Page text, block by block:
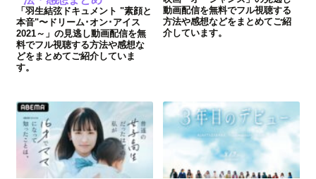
「羽生結弦ドキュメント "素顔と
本音"〜ドリーム･オン･アイス
2021～」の見逃し動画配信を無
料でフル視聴する方法や感想な
どをまとめてご紹介していま
す。
動画配信を無料でフル視聴する
方法や感想などをまとめてご紹
介しています。